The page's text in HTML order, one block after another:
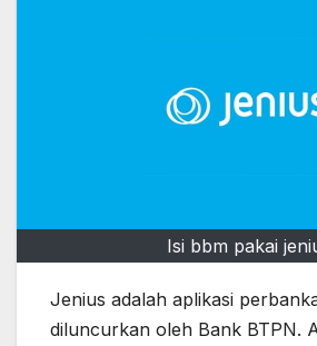
Isi bbm pakai
Jenius adalah aplikasi
diluncurkan oleh Bank BTPN.